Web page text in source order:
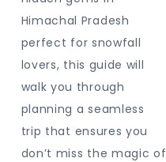
Himachal Pradesh
perfect for snowfall
lovers, this guide will
walk you through
planning a seamless
trip that ensures you
don’t miss the magic of